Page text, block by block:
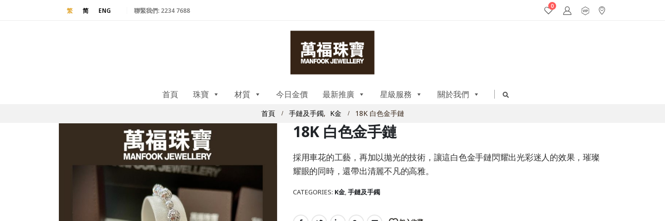
繁 简 ENG 聯緊我們: 2234 7688
0
首頁 珠寶 材質 今日金價 最新推廣 星級服務 關於我們
首頁 手鏈及手鐲, K金 18K 白色金手鏈
18K 白色金手鏈
採用車花的工藝，再加以拋光的技術，讓這白色金手鏈閃耀出光彩迷人的效果，璀璨
耀眼的同時，還帶出清麗不凡的高雅。
CATEGORIES: K金,手鏈及手鐲